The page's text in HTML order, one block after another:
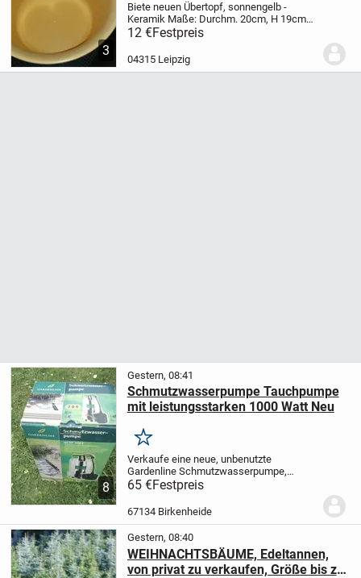
3
Biete neuen Übertopf, sonnengelb -
KeramikMaße: Durchm. 20cm, H 19cm
Porto trägt der Käufer, gern Abholung!
12 €Festpreis
04315 Leipzig
8
Gestern, 08:41
Schmutzwasserpumpe Tauchpumpe
mit leistungsstarken 1000 Watt Neu
Merken
Verkaufe eine neue, unbenutzte
Gardenline Schmutzwasserpumpe,
Tauchpumpe mit leistungsstarken 1000
Watt, Typ GLSP 1001, alle Daten sehen
sie auf den Bildern der
65 €Festpreis
67134 Birkenheide
Gestern, 08:40
WEIHNACHTSBÄUME, Edeltannen,
von privat zu verkaufen, Größe bis zu